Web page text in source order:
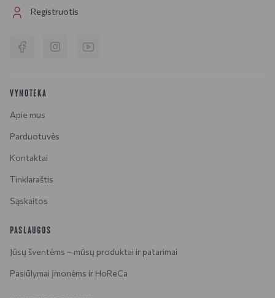
Registruotis
VYNOTEKA
Apie mus
Parduotuvės
Kontaktai
Tinklaraštis
Sąskaitos
PASLAUGOS
Jūsų šventėms – mūsų produktai ir patarimai
Pasiūlymai įmonėms ir HoReCa